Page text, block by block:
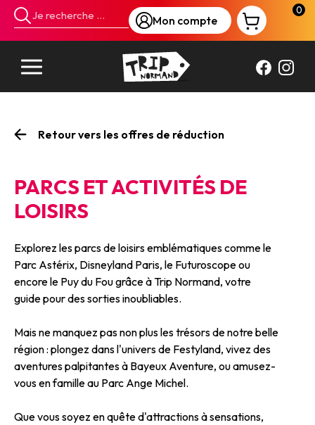
Mon compte
0
Retour vers les offres de réduction
PARCS ET ACTIVITÉS DE
LOISIRS
Explorez les parcs de loisirs emblématiques comme le
Parc Astérix, Disneyland Paris, le Futuroscope ou
encore le Puy du Fou grâce à Trip Normand, votre
guide pour des sorties inoubliables.
Mais ne manquez pas non plus les trésors de notre belle
région : plongez dans l'univers de Festyland, vivez des
aventures palpitantes à Bayeux Aventure, ou amusez-
vous en famille au Parc Ange Michel.
Que vous soyez en quête d'attractions à sensations,
Panneau de gestion des cookies